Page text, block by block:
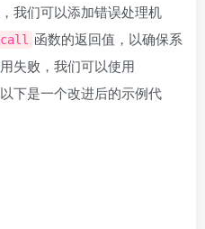
我们可以添加错误处理机
函数的返回值，以确保系
失败，我们可以使用
下是一个改进后的示例代